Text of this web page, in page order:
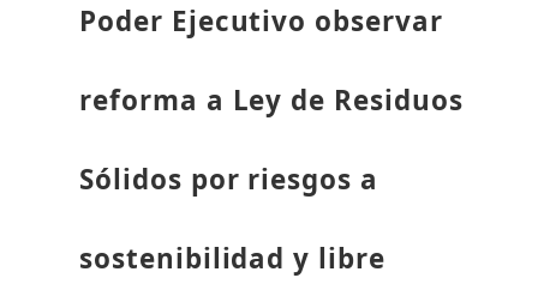
Poder Ejecutivo observar
reforma a Ley de Residuos
Sólidos por riesgos a
sostenibilidad y libre